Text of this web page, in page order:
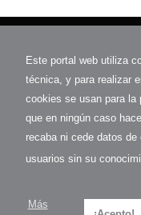
Este portal web utiliza
técnica, y para realizar
cookies se usan para la
que en ningún caso
recaba ni cede datos
usuarios sin su
Más
Política de envíos